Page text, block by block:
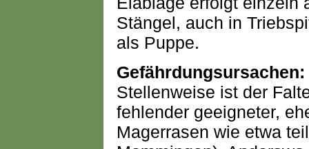
Stängel, auch in
als Puppe.
Gefährdungsursachen:
Stellenweise ist der
fehlender geeigneter,
Magerrasen wie etwa